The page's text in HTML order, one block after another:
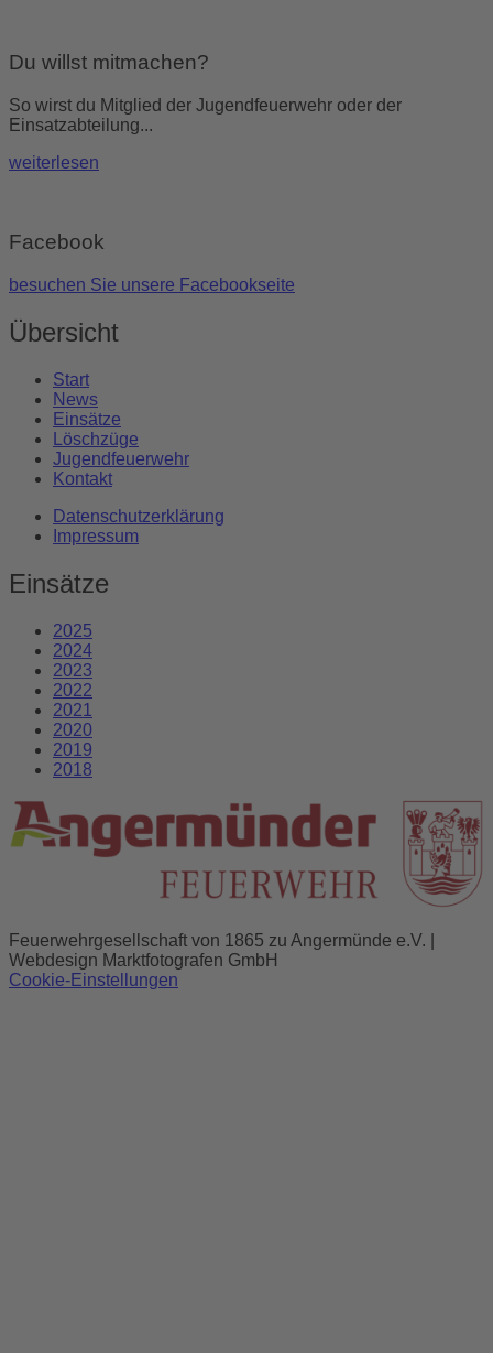
Du willst mitmachen?
So wirst du Mitglied der Jugendfeuerwehr oder der
Einsatzabteilung...
weiterlesen
Facebook
besuchen Sie unsere Facebookseite
Übersicht
Start
News
Einsätze
Löschzüge
Jugendfeuerwehr
Kontakt
Datenschutzerklärung
Impressum
Einsätze
2025
2024
2023
2022
2021
2020
2019
2018
Feuerwehrgesellschaft von 1865 zu Angermünde e.V. |
Webdesign Marktfotografen GmbH
Cookie-Einstellungen